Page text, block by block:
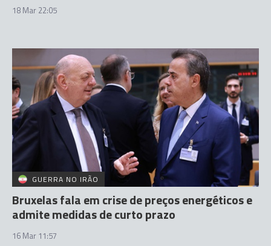
18 Mar 22:05
GUERRA NO IRÃO
Bruxelas fala em crise de preços energéticos e
admite medidas de curto prazo
16 Mar 11:57